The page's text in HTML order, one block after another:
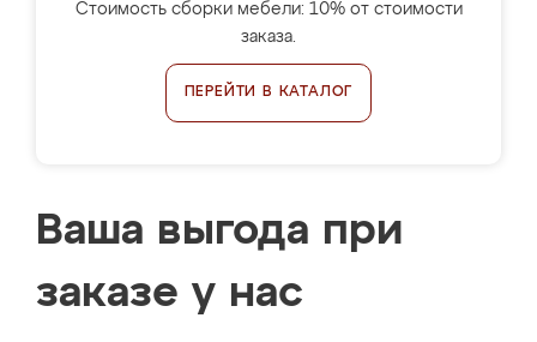
Стоимость сборки мебели: 10% от стоимости
заказа.
ПЕРЕЙТИ В КАТАЛОГ
Ваша выгода при
заказе у нас